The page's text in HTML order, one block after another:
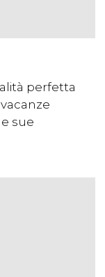
perfetta
sue